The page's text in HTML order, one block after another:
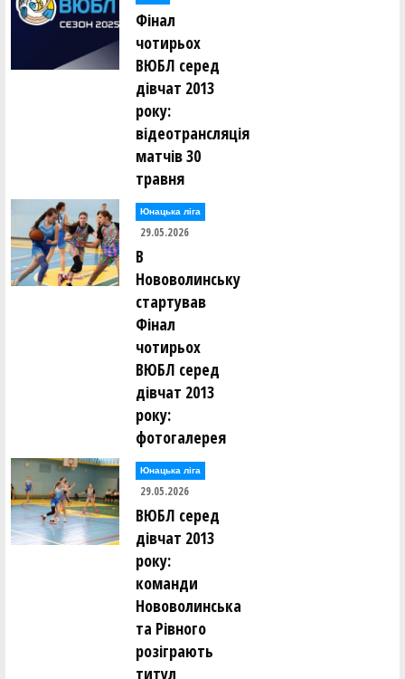
Фінал
чотирьох
ВЮБЛ серед
дівчат 2013
року:
відеотрансляція
матчів 30
травня
Юнацька ліга
29.05.2026
В
Нововолинську
стартував
Фінал
чотирьох
ВЮБЛ серед
дівчат 2013
року:
фотогалерея
Юнацька ліга
29.05.2026
ВЮБЛ серед
дівчат 2013
року:
команди
Нововолинська
та Рівного
розіграють
титул